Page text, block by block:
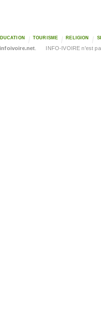
TOURISME RELIGION
. INFO-IVOIRE n'est